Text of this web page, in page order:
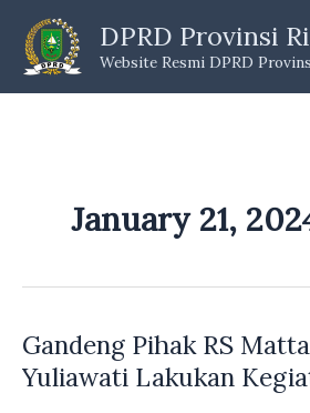
content
DPRD Provinsi
Website Resmi DPRD
January 21,
Gandeng Pihak RS
Yuliawati Lakukan